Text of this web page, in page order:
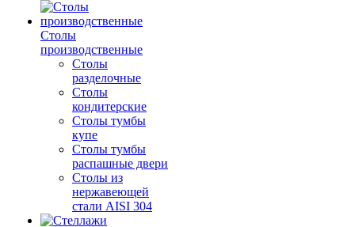
Столы
производственные
Столы
разделочные
Столы
кондитерские
Столы тумбы
купе
Столы тумбы
распашные двери
Столы из
нержавеющей
стали AISI 304